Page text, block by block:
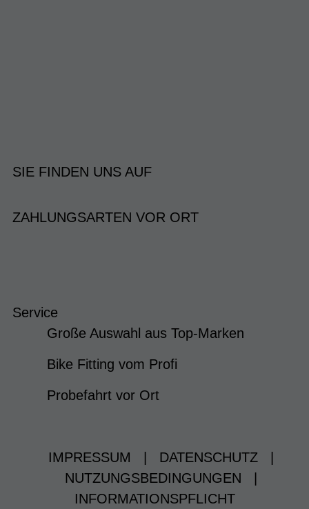
SIE FINDEN UNS AUF
ZAHLUNGSARTEN VOR ORT
Service
Große Auswahl aus Top-Marken
Bike Fitting vom Profi
Probefahrt vor Ort
IMPRESSUM DATENSCHUTZ
NUTZUNGSBEDINGUNGEN
INFORMATIONSPFLICHT